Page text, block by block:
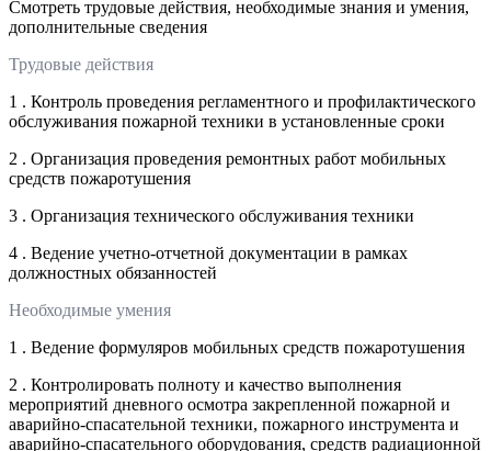
Смотреть трудовые действия, необходимые знания и умения,
дополнительные сведения
Трудовые действия
1 . Контроль проведения регламентного и профилактического
обслуживания пожарной техники в установленные сроки
2 . Организация проведения ремонтных работ мобильных
средств пожаротушения
3 . Организация технического обслуживания техники
4 . Ведение учетно-отчетной документации в рамках
должностных обязанностей
Необходимые умения
1 . Ведение формуляров мобильных средств пожаротушения
2 . Контролировать полноту и качество выполнения
мероприятий дневного осмотра закрепленной пожарной и
аварийно-спасательной техники, пожарного инструмента и
аварийно-спасательного оборудования, средств радиационной